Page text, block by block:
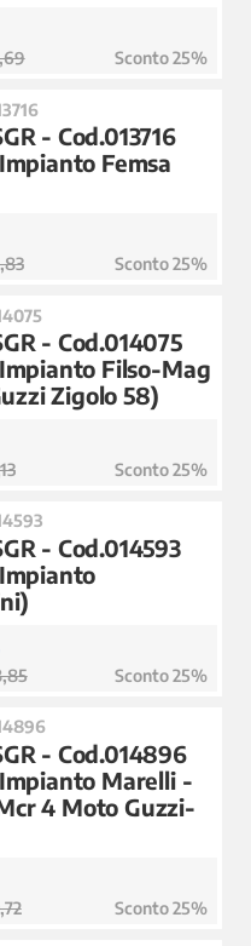
Sconto 25%
- Cod.013716
Femsa
Sconto 25%
- Cod.014075
Filso-Mag
Zigolo 58)
Sconto 25%
- Cod.014593
Sconto 25%
- Cod.014896
Marelli -
4 Moto Guzzi-
Sconto 25%